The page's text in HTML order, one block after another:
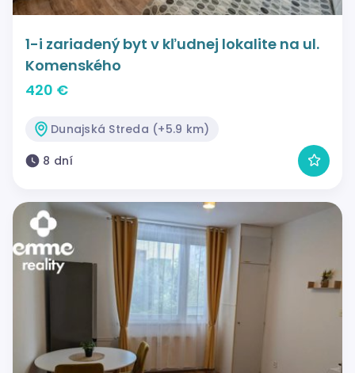
1-i zariadený byt v kľudnej lokalite na ul.
Komenského
420 €
Dunajská Streda (+5.9 km)
8 dní